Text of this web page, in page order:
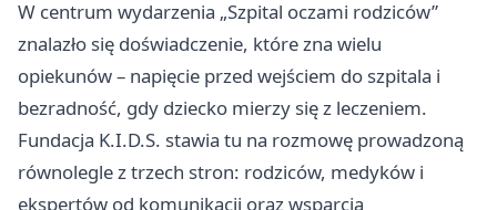
W centrum wydarzenia „Szpital oczami rodziców”
znalazło się doświadczenie, które zna wielu
opiekunów – napięcie przed wejściem do szpitala i
bezradność, gdy dziecko mierzy się z leczeniem.
Fundacja K.I.D.S. stawia tu na rozmowę prowadzoną
równolegle z trzech stron: rodziców, medyków i
ekspertów od komunikacji oraz wsparcia